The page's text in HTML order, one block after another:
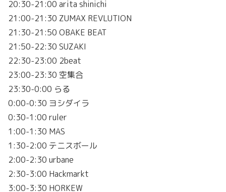
20:30-21:00 arita shinichi
21:00-21:30 ZUMAX REVLUTION
21:30-21:50 OBAKE BEAT
21:50-22:30 SUZAKI
22:30-23:00 2beat
23:00-23:30 空集合
23:30-0:00 らる
0:00-0:30 ヨシダイラ
0:30-1:00 ruler
1:00-1:30 MAS
1:30-2:00 テニスボール
2:00-2:30 urbane
2:30-3:00 Hackmarkt
3:00-3:30 HORKEW